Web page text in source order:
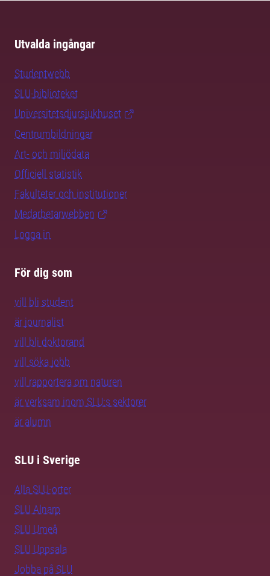
Utvalda ingångar
Studentwebb
SLU-biblioteket
Universitetsdjursjukhuset
Centrumbildningar
Art- och miljödata
Officiell statistik
Fakulteter och institutioner
Medarbetarwebben
Logga in
För dig som
vill bli student
är journalist
vill bli doktorand
vill söka jobb
vill rapportera om naturen
är verksam inom SLU:s sektorer
är alumn
SLU i Sverige
Alla SLU-orter
SLU Alnarp
SLU Umeå
SLU Uppsala
Jobba på SLU